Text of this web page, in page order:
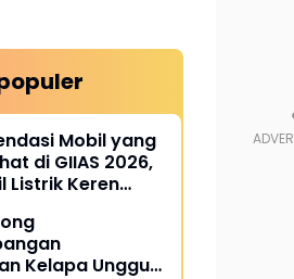
Mobil yang
di GIIAS 2026,
Listrik Keren
Kelapa Unggul